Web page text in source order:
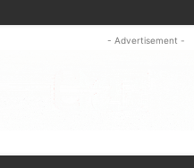
- Advertisement -